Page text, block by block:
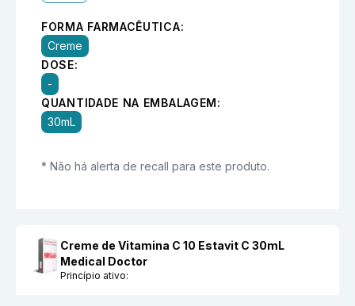
FORMA FARMACÊUTICA:
Creme
DOSE:
-
QUANTIDADE NA EMBALAGEM:
30mL
* Não há alerta de recall para este produto.
Creme de Vitamina C 10 Estavit C 30mL
Medical Doctor
Princípio ativo: